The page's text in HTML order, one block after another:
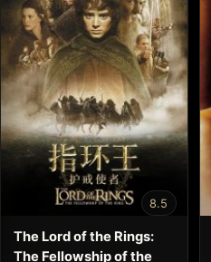
8.5
The Lord of the Rings:
The Fellowship of the